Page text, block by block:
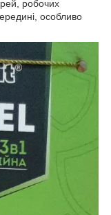
робочих
особливо